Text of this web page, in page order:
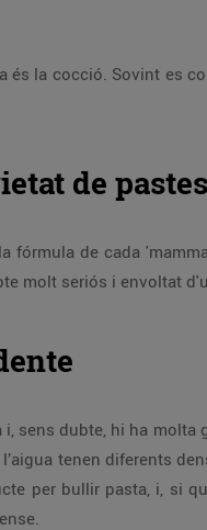
la cocció. Sovint es
de
fórmula de cada
molt seriós i envoltat
sens dubte, hi ha molta
tenen diferents
per bullir pasta, i, si